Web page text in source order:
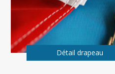
Détail drapeau